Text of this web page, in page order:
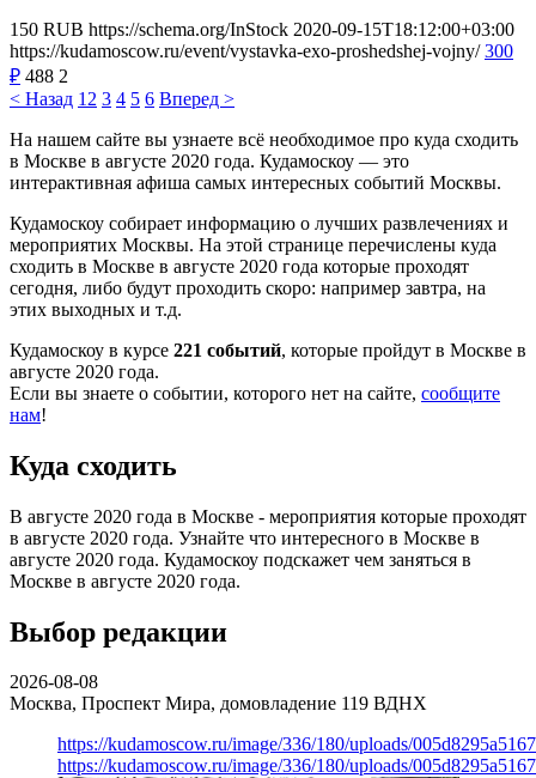
150 RUB https://schema.org/InStock 2020-09-15T18:12:00+03:00
https://kudamoscow.ru/event/vystavka-exo-proshedshej-vojny/ 300
₽ 488 2
< Назад 1 2 3 4 5 6 Вперед >
На нашем сайте вы узнаете всё необходимое про куда сходить
в Москве в августе 2020 года. Кудамоскоу — это
интерактивная афиша самых интересных событий Москвы.
Кудамоскоу собирает информацию о лучших развлечениях и
мероприятих Москвы. На этой странице перечислены куда
сходить в Москве в августе 2020 года которые проходят
сегодня, либо будут проходить скоро: например завтра, на
этих выходных и т.д.
Кудамоскоу в курсе 221 событий, которые пройдут в Москве в
августе 2020 года.
Если вы знаете о событии, которого нет на сайте, сообщите
нам!
Куда сходить
В августе 2020 года в Москве - мероприятия которые проходят
в августе 2020 года. Узнайте что интересного в Москве в
августе 2020 года. Кудамоскоу подскажет чем заняться в
Москве в августе 2020 года.
Выбор редакции
2026-08-08
Москва, Проспект Мира, домовладение 119 ВДНХ
https://kudamoscow.ru/image/336/180/uploads/
https://kudamoscow.ru/image/336/180/uploads/